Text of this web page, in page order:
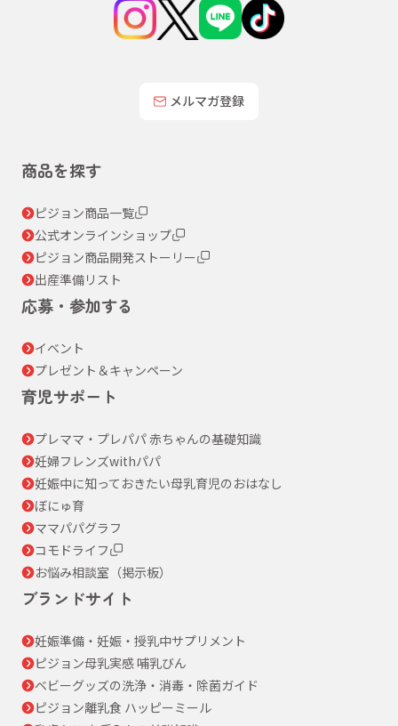
メルマガ登録
商品を探す
ピジョン商品一覧
公式オンラインショップ
ピジョン商品開発ストーリー
出産準備リスト
応募・参加する
イベント
プレゼント＆キャンペーン
育児サポート
プレママ・プレパパ 赤ちゃんの基礎知識
妊婦フレンズwithパパ
妊娠中に知っておきたい母乳育児のおはなし
ぼにゅ育
ママパパグラフ
コモドライフ
お悩み相談室（掲示板）
ブランドサイト
妊娠準備・妊娠・授乳中サプリメント
ピジョン母乳実感 哺乳びん
ベビーグッズの洗浄・消毒・除菌ガイド
ピジョン離乳食 ハッピーミール